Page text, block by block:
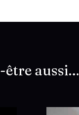
être aussi…